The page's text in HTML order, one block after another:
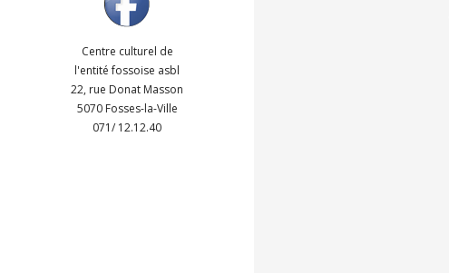
Centre culturel de
l'entité fossoise asbl
22, rue Donat Masson
5070 Fosses-la-Ville
071/ 12.12.40